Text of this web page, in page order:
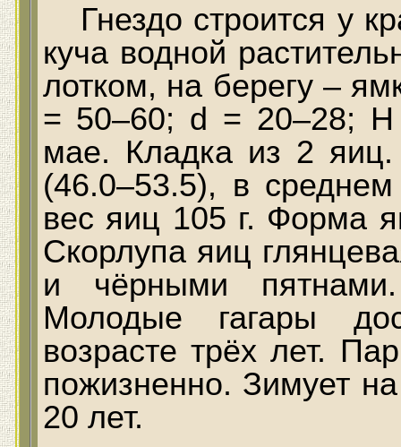
Гнездо строится у
куча водной
лотком, на берегу –
= 50–60; d = 20–28;
мае. Кладка из 2
(46.0–53.5), в
вес яиц 105 г. Форма
Скорлупа яиц
и чёрными
Молодые гагары
возрасте трёх лет.
пожизненно. Зимует
20 лет.